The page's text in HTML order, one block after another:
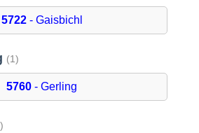
5722- Gaisbichl
(1)
5760 - Gerling